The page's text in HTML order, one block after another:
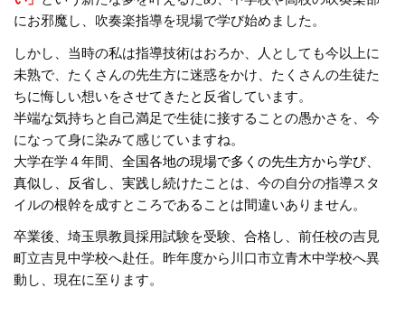
にお邪魔し、吹奏楽指導を現場で学び始めました。
しかし、当時の私は指導技術はおろか、人としても今以上に
未熟で、たくさんの先生方に迷惑をかけ、たくさんの生徒た
ちに悔しい想いをさせてきたと反省しています。
半端な気持ちと自己満足で生徒に接することの愚かさを、今
になって身に染みて感じていますね。
大学在学４年間、全国各地の現場で多くの先生方から学び、
真似し、反省し、実践し続けた ことは、今の自分の指導スタ
イルの根幹を成すところであることは間違いありません。
卒業後、埼玉県教員採用試験を受験、合格し、前任校の吉見
町立吉見中学校へ赴任。昨年度から川口市立青木中学校へ異
動し、現在に至ります。